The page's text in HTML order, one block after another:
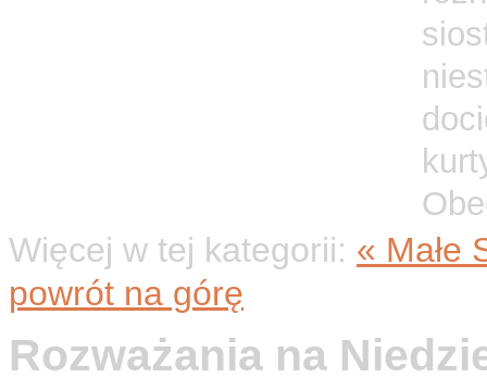
Więcej w tej kategorii: « Małe
powrót na górę
Rozważania na